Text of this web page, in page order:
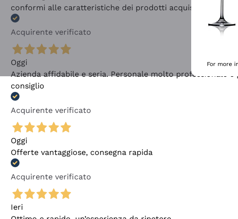
conformi alle caratteristiche dei prodotti acquistati
Acquirente verificato
Oggi
Azienda affidabile e seria. Personale molto professionale
consiglio
Acquirente verificato
Oggi
Offerte vantaggiose, consegna rapida
Acquirente verificato
Ieri
For more